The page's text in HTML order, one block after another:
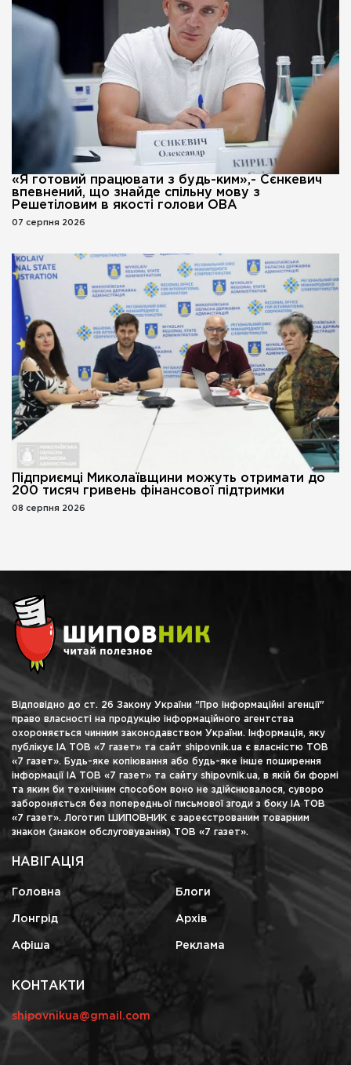
«Я готовий працювати з будь-ким»,- Сєнкевич
впевнений, що знайде спільну мову з
Решетіловим в якості голови ОВА
07 серпня 2026
Підприємці Миколаївщини можуть отримати до
200 тисяч гривень фінансової підтримки
08 серпня 2026
Відповідно до ст. 26 Закону України "Про інформаційні агенції"
право власності на продукцію інформаційного агентства
охороняється чинним законодавством України. Інформація, яку
публікує ІА ТОВ «7 газет» та сайт shipovnik.ua є власністю ТОВ
«7 газет». Будь-яке копіювання або будь-яке інше поширення
інформації ІА ТОВ «7 газет» та сайту shipovnik.ua, в якій би формі
та яким би технічним способом воно не здійснювалося, суворо
забороняється без попередньої письмової згоди з боку ІА ТОВ
«7 газет». Логотип ШИПОВНИК є зареєстрованим товарним
знаком (знаком обслуговування) ТОВ «7 газет».
НАВІГАЦІЯ
Головна Блоги
Лонгрід Архів
Афіша Реклама
КОНТАКТИ
shipovnikua@gmail.com